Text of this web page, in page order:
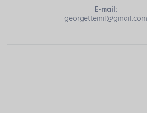
E-mail:
georgettemil@gmail.com